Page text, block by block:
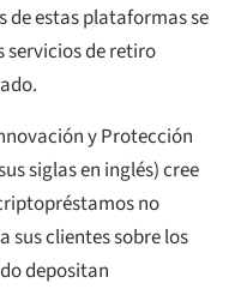
estas plataformas se
servicios de retiro
y Protección
siglas en inglés) cree
no
sus clientes sobre los
depositan